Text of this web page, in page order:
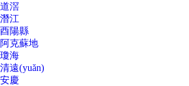
道滘
潛江
酉陽縣
阿克蘇地
瓊海
清遠(yuǎn)
安慶